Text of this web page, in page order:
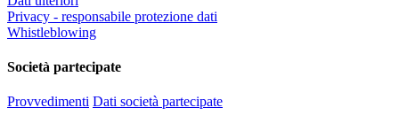
Privacy - responsabile protezione dati
Whistleblowing
Società partecipate
Provvedimenti Dati società partecipate